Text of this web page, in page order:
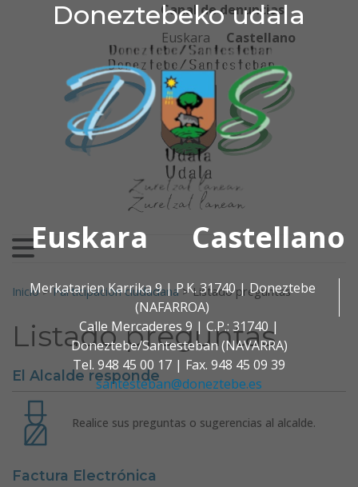
Doneztebeko udala
Euskara Castellano
Merkatarien Karrika 9 | P.K. 31740 | Doneztebe
(NAFARROA)
Calle Mercaderes 9 | C.P.: 31740 |
Doneztebe/Santesteban (NAVARRA)
Tel. 948 45 00 17 | Fax. 948 45 09 39
santesteban@doneztebe.es
Ir al contenido
Doneztebeko udala
Canal de denuncias
Euskara
Castellano
Buscar:
Inicio>Participación ciudadana>Listado preguntas
Listado preguntas
El Alcalde responde
Realice sus preguntas o sugerencias al alcalde.
Factura Electrónica